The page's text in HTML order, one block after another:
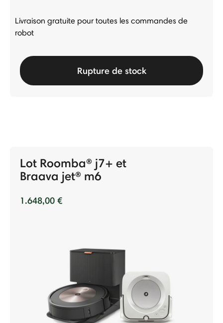
Livraison gratuite pour toutes les commandes de
robot
Rupture de stock
Lot Roomba® j7+ et
Braava jet® m6
1.648,00 €